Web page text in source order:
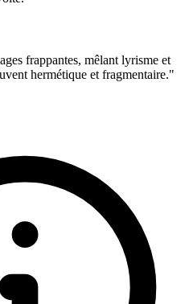
frappantes, mêlant lyrisme et
hermétique et fragmentaire."